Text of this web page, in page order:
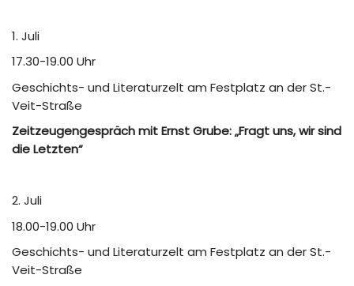
1. Juli
17.30-19.00 Uhr
Geschichts- und Literaturzelt am Festplatz an der St.-
Veit-Straße
Zeitzeugengespräch mit Ernst Grube: „Fragt uns, wir sind
die Letzten“
2. Juli
18.00-19.00 Uhr
Geschichts- und Literaturzelt am Festplatz an der St.-
Veit-Straße